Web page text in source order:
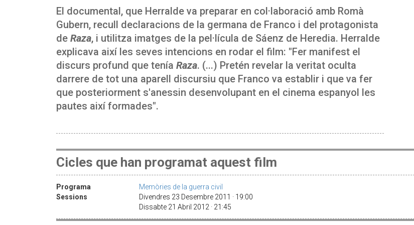
El documental, que Herralde va preparar en col·laboració amb Romà
Gubern, recull declaracions de la germana de Franco i del protagonista
de Raza, i utilitza imatges de la pel·lícula de Sáenz de Heredia. Herralde
explicava així les seves intencions en rodar el film: "Fer manifest el
discurs profund que tenía Raza. (...) Pretén revelar la veritat oculta
darrere de tot una aparell discursiu que Franco va establir i que va fer
que posteriorment s'anessin desenvolupant en el cinema espanyol les
pautes així formades".
Cicles que han programat aquest film
Programa
Memòries de la guerra civil
Sessions
Divendres 23 Desembre 2011 · 19:00
Dissabte 21 Abril 2012 · 21:45